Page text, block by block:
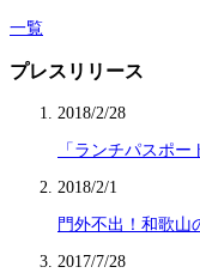
一覧
プレスリリース
2018/2/28
「ランチパスポ
2018/2/1
門外不出！和歌山
2017/7/28